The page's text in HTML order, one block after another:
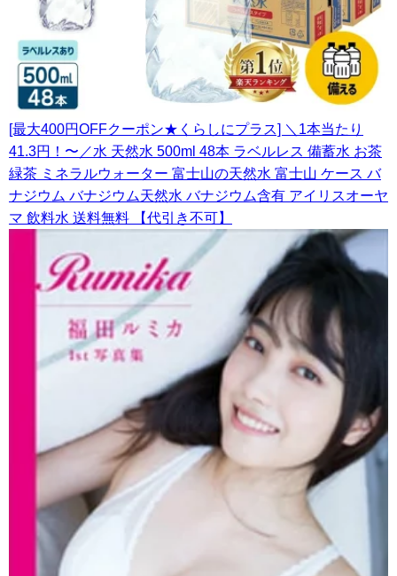
[最大400円OFFクーポン★くらしにプラス] ＼1本当たり
41.3円！〜／水 天然水 500ml 48本 ラベルレス 備蓄水 お茶
緑茶 ミネラルウォーター 富士山の天然水 富士山 ケース バ
ナジウム バナジウム天然水 バナジウム含有 アイリスオーヤ
マ 飲料水 送料無料 【代引き不可】